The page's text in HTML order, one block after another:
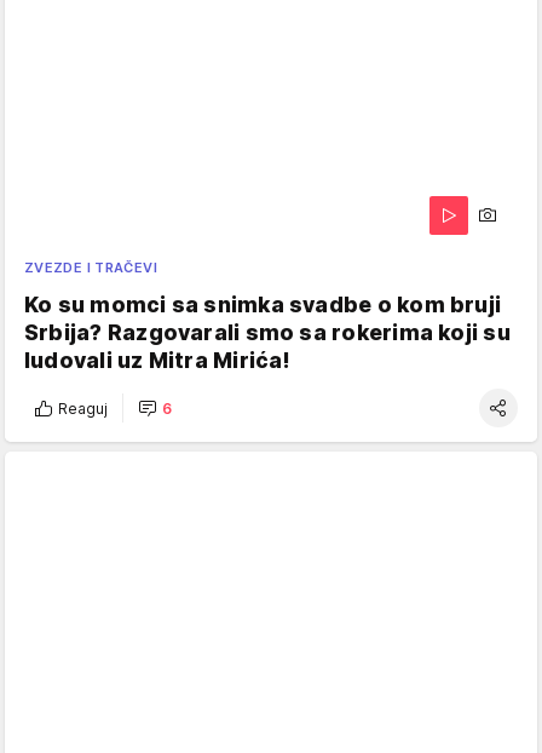
ZVEZDE I TRAČEVI
Ko su momci sa snimka svadbe o kom bruji
Srbija? Razgovarali smo sa rokerima koji su
ludovali uz Mitra Mirića!
Reaguj 6